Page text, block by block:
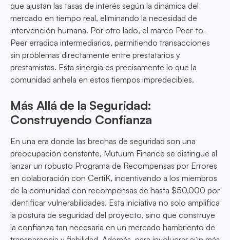
que ajustan las tasas de interés según la dinámica del
mercado en tiempo real, eliminando la necesidad de
intervención humana. Por otro lado, el marco Peer-to-
Peer erradica intermediarios, permitiendo transacciones
sin problemas directamente entre prestatarios y
prestamistas. Esta sinergia es precisamente lo que la
comunidad anhela en estos tiempos impredecibles.
Más Allá de la Seguridad:
Construyendo Confianza
En una era donde las brechas de seguridad son una
preocupación constante, Mutuum Finance se distingue al
lanzar un robusto Programa de Recompensas por Errores
en colaboración con CertiK, incentivando a los miembros
de la comunidad con recompensas de hasta $50,000 por
identificar vulnerabilidades. Esta iniciativa no solo amplifica
la postura de seguridad del proyecto, sino que construye
la confianza tan necesaria en un mercado hambriento de